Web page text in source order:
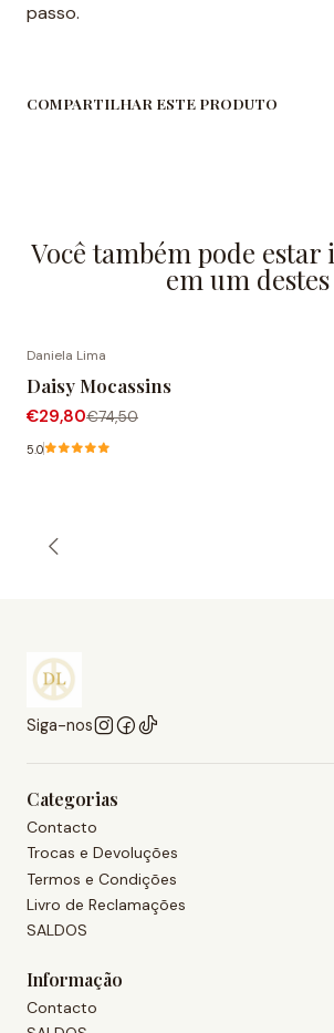
passo.
COMPARTILHAR ESTE PRODUTO
Você também pode estar
em um destes
Daniela Lima
Daisy Mocassins
€29,80€74,50
5.0
Siga-nos
Categorias
Contacto
Trocas e Devoluções
Termos e Condições
Livro de Reclamações
SALDOS
Informação
Contacto